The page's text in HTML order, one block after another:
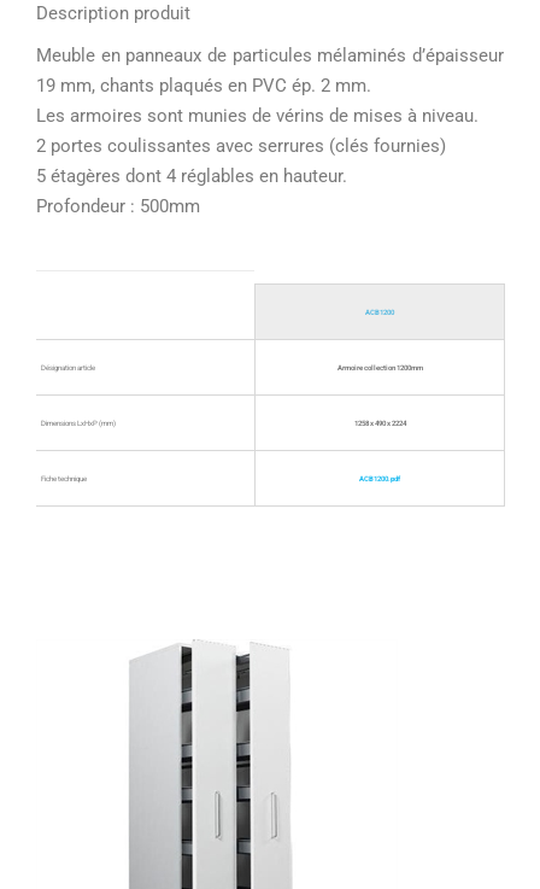
Description produit
Meuble en panneaux de particules mélaminés d’épaisseur
19 mm, chants plaqués en PVC ép. 2 mm.
Les armoires sont munies de vérins de mises à niveau.
2 portes coulissantes avec serrures (clés fournies)
5 étagères dont 4 réglables en hauteur.
Profondeur : 500mm
ACB1200
Désignation article Armoire collection 1200mm
Dimensions LxHxP (mm) 1258 x 490 x 2224
Fiche technique ACB1200.pdf